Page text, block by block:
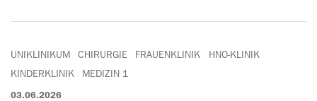
UNIKLINIKUM CHIRURGIE FRAUENKLINIK
HNO-KLINIK
KINDERKLINIK
MEDIZIN 1
03.06.2026